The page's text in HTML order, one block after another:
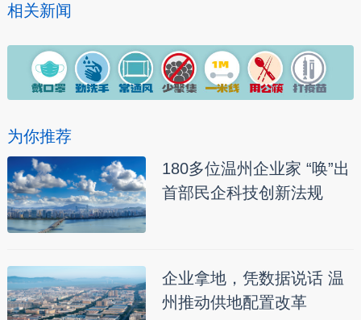
相关新闻
为你推荐
180多位温州企业家 “唤”出
首部民企科技创新法规
企业拿地，凭数据说话 温
州推动供地配置改革